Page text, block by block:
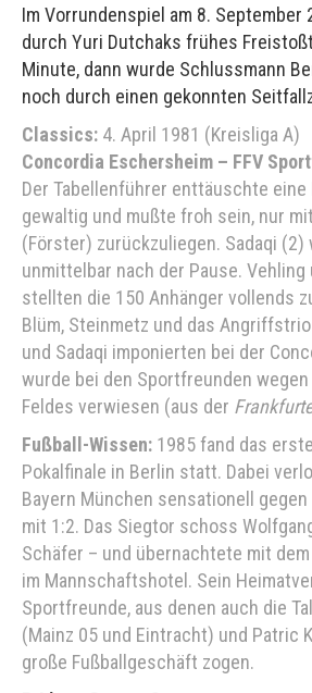
Im Vorrundenspiel am 8. September
durch Yuri Dutchaks frühes
Minute, dann wurde Schlussmann
noch durch einen gekonnten
Classics: 4. April 1981 (Kreisliga A)
Concordia Eschersheim – FFV
Der Tabellenführer enttäuschte eine
gewaltig und mußte froh sein, nur
(Förster) zurückzuliegen. Sadaqi (2)
unmittelbar nach der Pause. Vehling
stellten die 150 Anhänger vollends
Blüm, Steinmetz und das Angriffstrio
und Sadaqi imponierten bei der
wurde bei den Sportfreunden
Feldes verwiesen (aus der
Fußball-Wissen: 1985 fand das
Pokalfinale in Berlin statt. Dabei
Bayern München sensationell gegen
mit 1:2. Das Siegtor schoss
Schäfer – und übernachtete mit
im Mannschaftshotel. Sein
Sportfreunde, aus denen auch die
(Mainz 05 und Eintracht) und Patric
große Fußballgeschäft zogen.